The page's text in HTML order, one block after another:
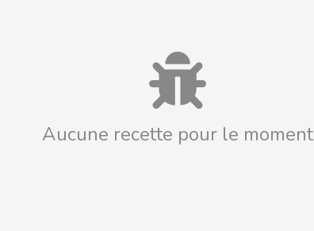
Aucune recette pour le moment